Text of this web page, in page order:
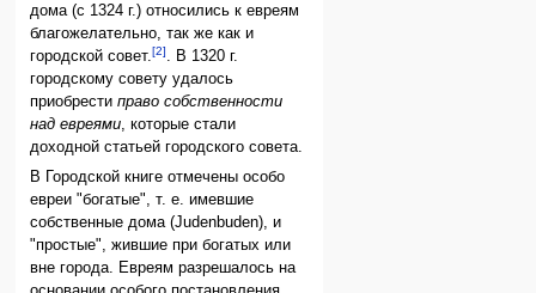
дома (с 1324 г.) относились к евреям
благожелательно, так же как и
городской совет.[2]
. В 1320 г.
городскому совету удалось
приобрестиправо собственности
над евреями , которые стали
доходной статьей городского совета.
В Городской книге отмечены особо
евреи "богатые", т. е. имевшие
собственные дома (Judenbuden), и
"простые", жившие при богатых или
вне города. Евреям разрешалось на